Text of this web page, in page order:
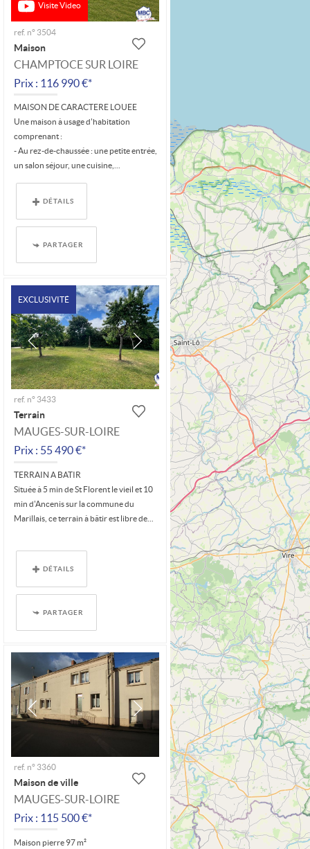
Visite Video
ref. n° 3504
Maison
CHAMPTOCE SUR LOIRE
Prix : 116 990 €*
MAISON DE CARACTERE LOUEE
Une maison à usage d'habitation
comprenant :
- Au rez-de-chaussée : une petite entrée,
un salon séjour, une cuisine,...
DÉTAILS
PARTAGER
EXCLUSIVITÉ
ref. n° 3433
Terrain
MAUGES-SUR-LOIRE
Prix : 55 490 €*
TERRAIN A BATIR
Située à 5 min de St Florent le vieil et 10
min d'Ancenis sur la commune du
Marillais, ce terrain à bâtir est libre de...
DÉTAILS
PARTAGER
ref. n° 3360
Maison de ville
MAUGES-SUR-LOIRE
Prix : 115 500 €*
Maison pierre 97 m²